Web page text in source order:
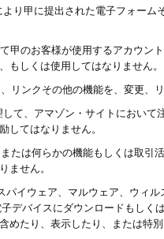
り甲に提出された電子フォー
甲のお客様が使用するアカウン
もしくは使用してはなりません。
リンクその他の機能を、変更、
て、アマゾン・サイトにおい
してはなりません。
たは何らかの機能もしくは取
ません。
パイウェア、マルウェア、ウィ
デバイスにダウンロードもし
めたり、表示したり、または特